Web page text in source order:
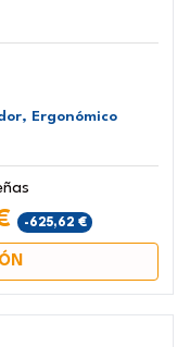
Ergonómico
-625,62 €